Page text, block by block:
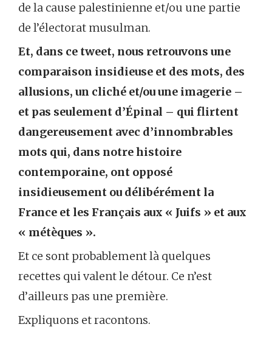
de la cause palestinienne et/ou une partie
de l’électorat musulman.
Et, dans ce tweet, nous retrouvons une
comparaison insidieuse et des mots, des
allusions, un cliché et/ou une imagerie –
et pas seulement d’Épinal – qui flirtent
dangereusement avec d’innombrables
mots qui, dans notre histoire
contemporaine, ont opposé
insidieusement ou délibérément la
France et les Français aux « Juifs » et aux
« métèques ».
Et ce sont probablement là quelques
recettes qui valent le détour. Ce n’est
d’ailleurs pas une première.
Expliquons et racontons.